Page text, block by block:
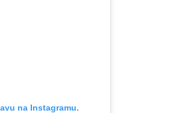
na Instagramu.